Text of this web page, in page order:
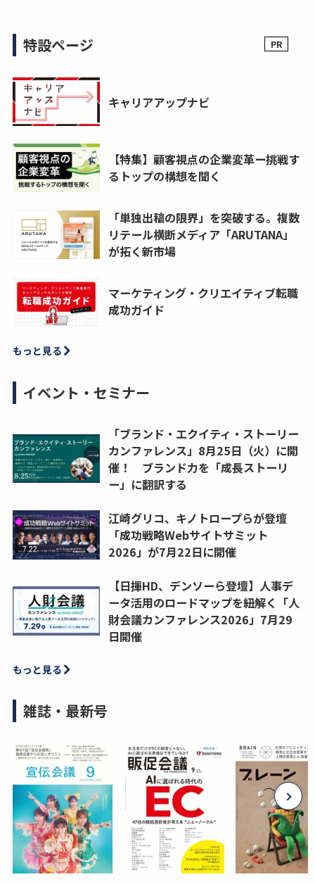
特設ページ
キャリアアップナビ
【特集】顧客視点の企業変革ー挑戦す
るトップの構想を聞く
「単独出稿の限界」を突破する。複数
リテール横断メディア「ARUTANA」
が拓く新市場
マーケティング・クリエイティブ転職
成功ガイド
もっと見る
イベント・セミナー
「ブランド・エクイティ・ストーリー
カンファレンス」8月25日（火）に開
催！ ブランド力を「成長ストーリ
ー」に翻訳する
江崎グリコ、キノトロープらが登壇
「成功戦略Webサイトサミット
2026」が7月22日に開催
【日揮HD、デンソーら登壇】人事デ
ータ活用のロードマップを紐解く「人
財会議カンファレンス2026」7月29
日開催
もっと見る
雑誌・最新号